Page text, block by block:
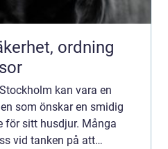
kan vara en
som önskar en smidig
för sitt husdjur. Många
vid tanken på att